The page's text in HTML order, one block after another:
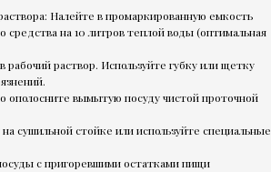
Налейте в промаркированную емкость
средства на 10 литров теплой воды (оптимальная
рабочий раствор. Используйте губку или щетку
ополосните вымытую посуду чистой проточной
сушильной стойке или используйте специальные
с пригоревшими остатками пищи